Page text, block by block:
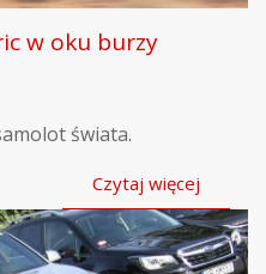
w oku burzy
świata.
Czytaj więcej